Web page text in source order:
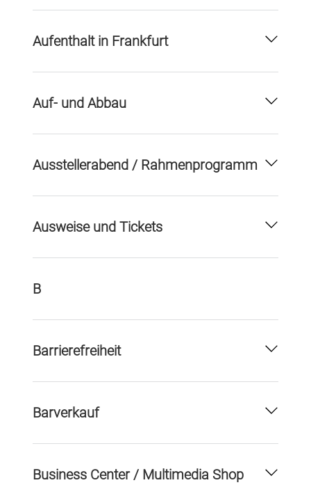
Aufenthalt in Frankfurt
Auf- und Abbau
Ausstellerabend / Rahmenprogramm
Ausweise und Tickets
B
Barrierefreiheit
Barverkauf
Business Center / Multimedia Shop